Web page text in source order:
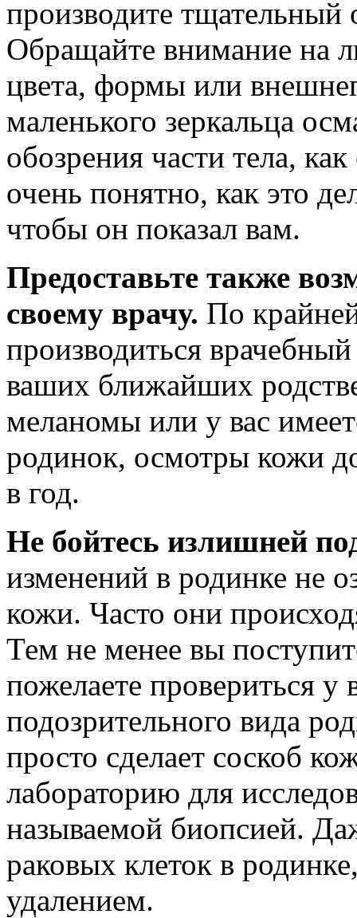
производите
Обращайте внимание на
цвета, формы или
маленького зеркальца
обозрения части тела,
очень понятно, как это
чтобы он показал вам.
Предоставьте также
своему врачу. По
производиться
ваших ближайших
меланомы или у вас
родинок, осмотры кожи
в год.
Не бойтесь излишней
изменений в родинке не
кожи. Часто они
Тем не менее вы
пожелаете провериться у
подозрительного вида
просто сделает соскоб
лабораторию для
называемой биопсией.
раковых клеток в
удалением.